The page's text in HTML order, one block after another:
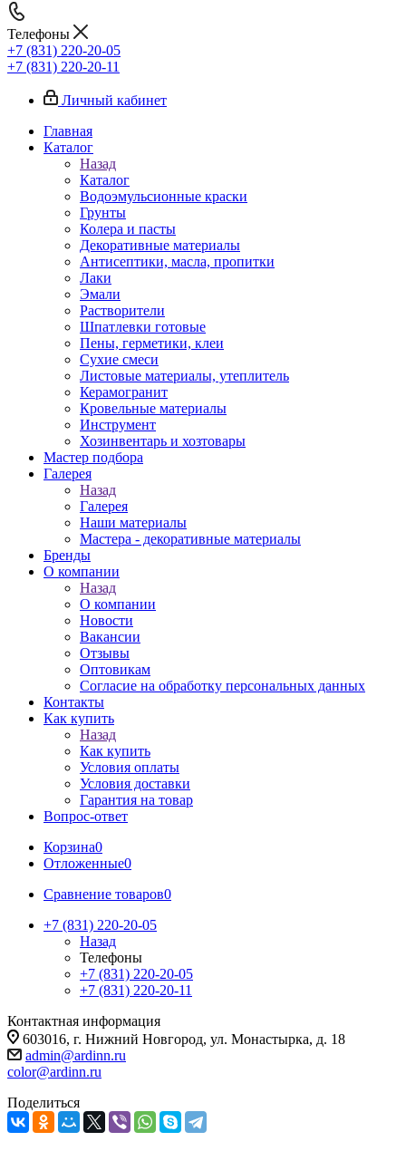
Телефоны
+7 (831) 220-20-05
+7 (831) 220-20-11
Личный кабинет
Главная
Каталог
Назад
Каталог
Водоэмульсионные краски
Грунты
Колера и пасты
Декоративные материалы
Антисептики, масла, пропитки
Лаки
Эмали
Растворители
Шпатлевки готовые
Пены, герметики, клеи
Сухие смеси
Листовые материалы, утеплитель
Керамогранит
Кровельные материалы
Инструмент
Хозинвентарь и хозтовары
Мастер подбора
Галерея
Назад
Галерея
Наши материалы
Мастера - декоративные материалы
Бренды
О компании
Назад
О компании
Новости
Вакансии
Отзывы
Оптовикам
Cогласие на обработку персональных данных
Контакты
Как купить
Назад
Как купить
Условия оплаты
Условия доставки
Гарантия на товар
Вопрос-ответ
Корзина0
Отложенные0
Сравнение товаров0
+7 (831) 220-20-05
Назад
Телефоны
+7 (831) 220-20-05
+7 (831) 220-20-11
Контактная информация
603016, г. Нижний Новгород, ул. Монастырка, д. 18
admin@ardinn.ru
color@ardinn.ru
Поделиться